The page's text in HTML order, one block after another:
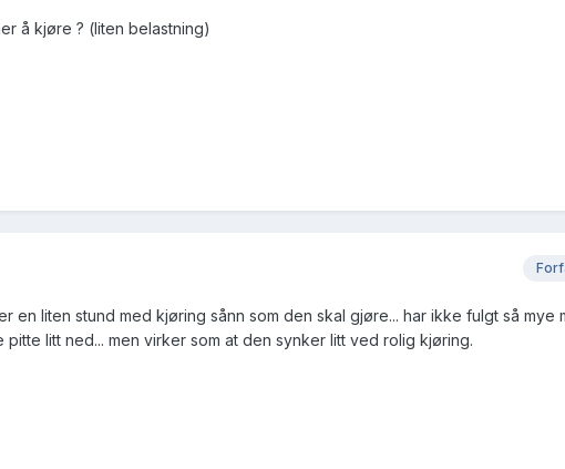
å kjøre ? (liten belastning)
en liten stund med kjøring sånn som den skal gjøre... har ikke fulgt så mye
litt ned... men virker som at den synker litt ved rolig kjøring.